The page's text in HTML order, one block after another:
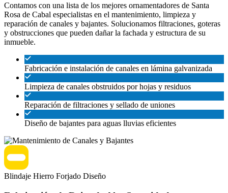
Contamos con una lista de los mejores ornamentadores de Santa
Rosa de Cabal especialistas en el mantenimiento, limpieza y
reparación de canales y bajantes. Solucionamos filtraciones, goteras
y obstrucciones que pueden dañar la fachada y estructura de su
inmueble.
Fabricación e instalación de canales en lámina galvanizada
Limpieza de canales obstruidos por hojas y residuos
Reparación de filtraciones y sellado de uniones
Diseño de bajantes para aguas lluvias eficientes
Blindaje Hierro Forjado Diseño